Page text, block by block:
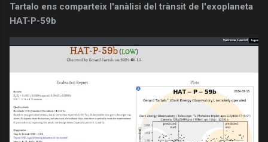
Tartalo ens comparteix l'anàlisi del trànsit de l'exoplaneta
HAT-P-59b